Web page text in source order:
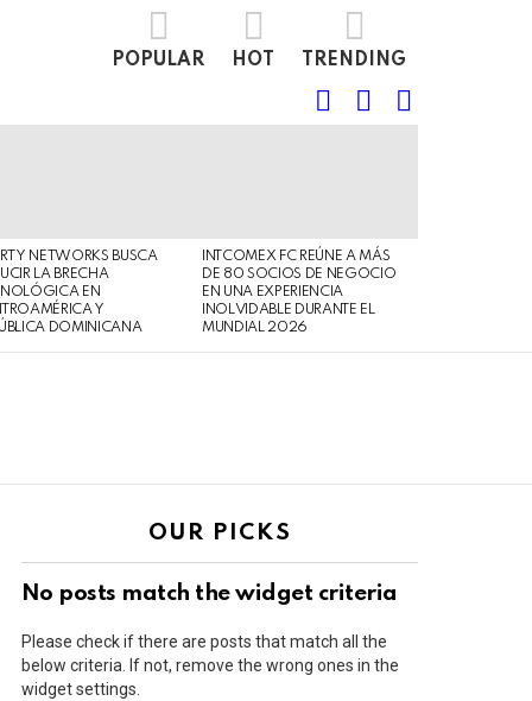
POPULAR HOT TRENDING
FOLLOWSEARCH
NETWORKS BUSCA
LA BRECHA
EN
Y
DOMINICANA
INTCOMEX FC REÚNE A MÁS
DE 80 SOCIOS DE NEGOCIO
EN UNA EXPERIENCIA
INOLVIDABLE DURANTE EL
MUNDIAL 2026
OUR PICKS
No posts match the widget criteria
Please check if there are posts that match all the
below criteria. If not, remove the wrong ones in the
widget settings.